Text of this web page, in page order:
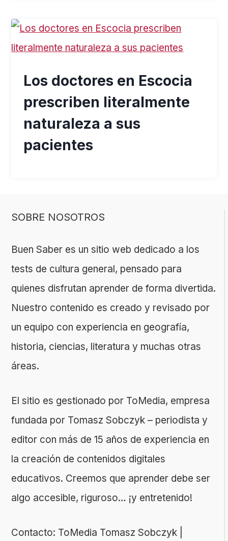
Los doctores en Escocia
prescriben literalmente
naturaleza a sus
pacientes
SOBRE NOSOTROS
Buen Saber es un sitio web dedicado a los
tests de cultura general, pensado para
quienes disfrutan aprender de forma divertida.
Nuestro contenido es creado y revisado por
un equipo con experiencia en geografía,
historia, ciencias, literatura y muchas otras
áreas.
El sitio es gestionado por ToMedia, empresa
fundada por Tomasz Sobczyk – periodista y
editor con más de 15 años de experiencia en
la creación de contenidos digitales
educativos. Creemos que aprender debe ser
algo accesible, riguroso… ¡y entretenido!
Contacto: ToMedia Tomasz Sobczyk |